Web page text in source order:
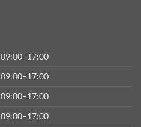
09:00–17:00
09:00–17:00
09:00–17:00
09:00–17:00